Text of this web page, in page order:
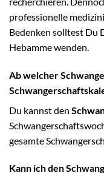
professionelle
Bedenken solltest Du
Hebamme wenden.
Ab welcher
Du kannst den
gesamte
Kann ich den